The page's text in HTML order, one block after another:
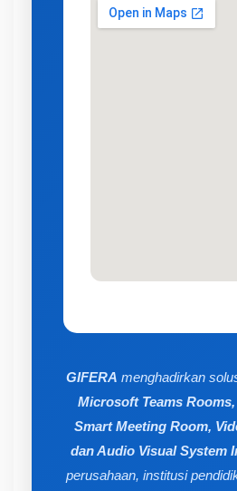
GIFERA menghadirkan
Microsoft Teams
Smart Meeting Room,
dan Audio Visual System
perusahaan, institusi